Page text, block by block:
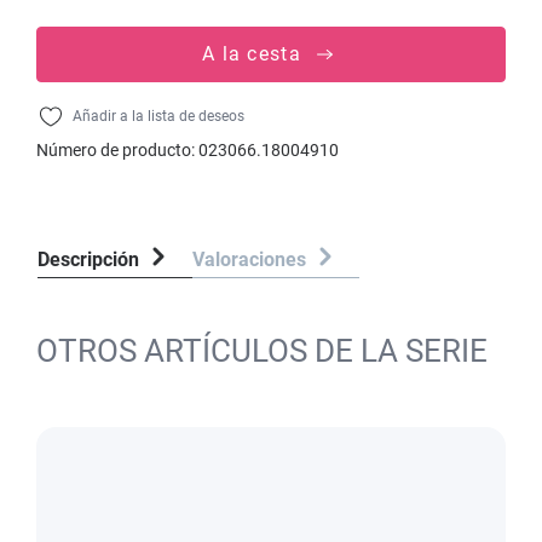
A la cesta
Añadir a la lista de deseos
Número de producto:023066.18004910
Descripción Valoraciones
OTROS ARTÍCULOS DE LA SERIE